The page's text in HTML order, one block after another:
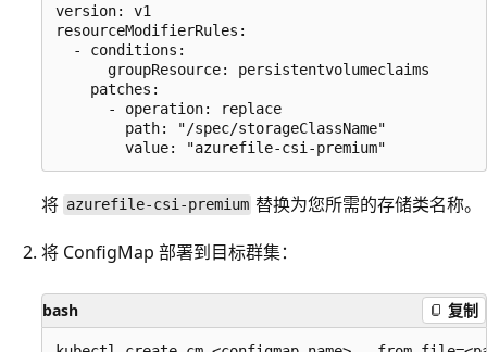
version: v1
resourceModifierRules:
  - conditions:
      groupResource: persistentvolumeclaims
    patches:
      - operation: replace
        path: "/spec/storageClassName"
将 azurefile-csi-premium 替换为您所需的存储类名称。
将 ConfigMap 部署到目标群集：
bash 复制